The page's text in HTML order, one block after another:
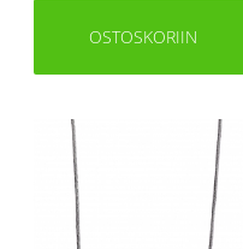
OSTOSKORIIN